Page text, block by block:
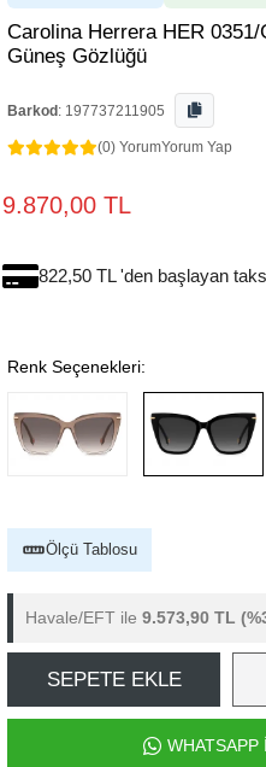
Carolina Herrera HER 0351/
Güneş Gözlüğü
Barkod : 197737211905
(0) YorumYorum Yap
9.870,00 TL
822,50 TL 'den başlayan
Renk Seçenekleri:
Ölçü Tablosu
Havale/EFT ile 9.573,90 TL
SEPETE EKLE
WHATSAPP